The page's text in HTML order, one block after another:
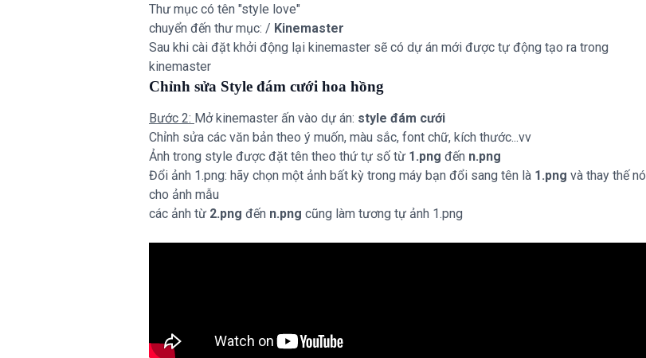
Thư mục có tên "style love"
chuyển đến thư mục: / Kinemaster
Sau khi cài đặt khởi động lại kinemaster sẽ có dự án mới được tự động tạo ra trong
kinemaster
Chỉnh sửa Style đám cưới hoa hồng
Bước 2: Mở kinemaster ấn vào dự án: style đám cưới
Chỉnh sửa các văn bản theo ý muốn, màu sắc, font chữ, kích thước...vv
Ảnh trong style được đặt tên theo thứ tự số từ 1.png đến n.png
Đổi ảnh 1.png: hãy chọn một ảnh bất kỳ trong máy bạn đổi sang tên là 1.png và thay thế nó
cho ảnh mẫu
các ảnh từ 2.png đến n.png cũng làm tương tự ảnh 1.png